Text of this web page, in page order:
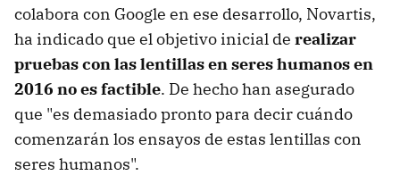
colabora con Google en ese desarrollo, Novartis,
ha indicado que el objetivo inicial de realizar
pruebas con las lentillas en seres humanos en
2016 no es factible. De hecho han asegurado
que "es demasiado pronto para decir cuándo
comenzarán los ensayos de estas lentillas con
seres humanos".